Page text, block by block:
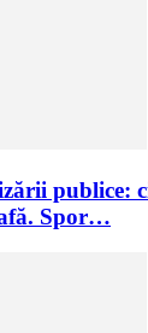
publice:
Spor…